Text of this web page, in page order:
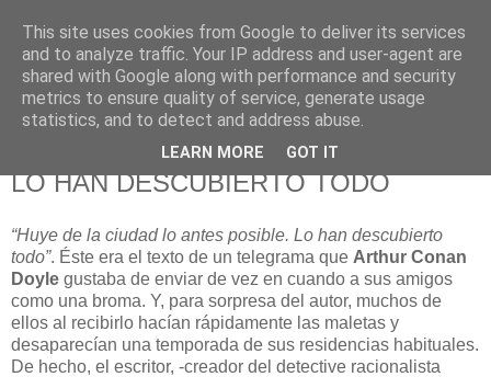
625 RANAS
LA TELEVISIÓN DESDE EL PUNTO DE VISTA BATRACIO
LO HAN DESCUBIERTO TODO
“Huye de la ciudad lo antes posible. Lo han descubierto
todo”. Éste era el texto de un telegrama que Arthur Conan
Doyle gustaba de enviar de vez en cuando a sus amigos
como una broma. Y, para sorpresa del autor, muchos de
ellos al recibirlo hacían rápidamente las maletas y
desaparecían una temporada de sus residencias habituales.
De hecho, el escritor, -creador del detective racionalista
This site uses cookies from Google to deliver its services
and to analyze traffic. Your IP address and user-agent are
shared with Google along with performance and security
metrics to ensure quality of service, generate usage
statistics, and to detect and address abuse.
LEARN MORE GOT IT